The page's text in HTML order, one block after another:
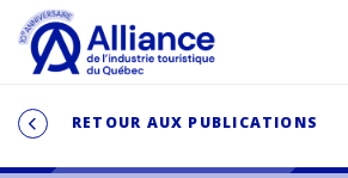
RETOUR AUX PUBLICATIONS